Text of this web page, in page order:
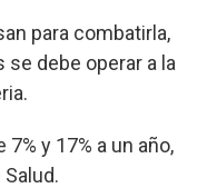
para combatirla,
debe operar a la
y 17% a un año,